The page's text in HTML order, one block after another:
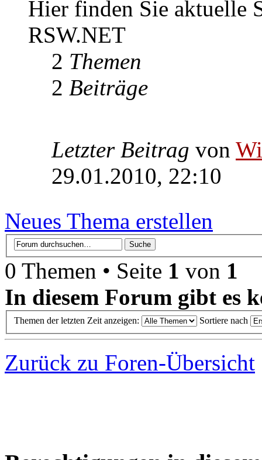
Hier finden Sie aktuelle
RSW.NET
2 Themen
2 Beiträge
Letzter Beitrag von
29.01.2010, 22:10
Neues Thema erstellen
0 Themen • Seite 1 von 1
In diesem Forum gibt es
Themen der letzten Zeit anzeigen: Sortiere nach
Zurück zu Foren-Übersicht